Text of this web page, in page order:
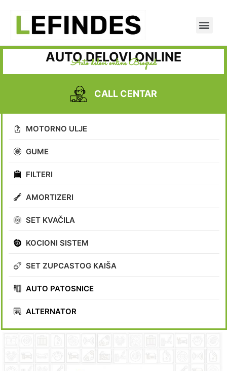
AUTO DELOVI ONLINE
Auto delovi online Beograd
CALL CENTAR
MOTORNO ULJE
GUME
FILTERI
AMORTIZERI
SET KVAČILA
KOCIONI SISTEM
SET ZUPCASTOG KAIŠA
AUTO PATOSNICE
ALTERNATOR